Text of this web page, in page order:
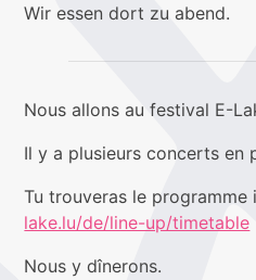
Wir essen dort zu abend.
Nous allons au festival E-
Il y a plusieurs concerts en
Tu trouveras le programme
lake.lu/de/line-up/timetable
Nous y dînerons.